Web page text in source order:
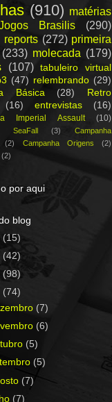
(910) matérias
Brasilis
(290)
reports (272) primeira
(233) molecada (179)
(107)
tabuleiro virtual
(47) relembrando (29)
Básica
(28)
Retro
(16)
entrevistas (16)
Imperial Assault (10)
SeaFall (3)
Campanha
(2)
Campanha Origens
(2)
(2)
por aqui
blog
(15)
(42)
(98)
(74)
(7)
(6)
(5)
(5)
(7)
(7)